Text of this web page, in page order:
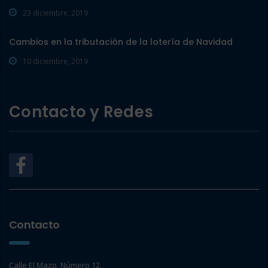
23 diciembre, 2019
Cambios en la tributación de la lotería de Navidad
10 diciembre, 2019
Contacto y Redes
Contacto
Calle El Mazo. Número 12.